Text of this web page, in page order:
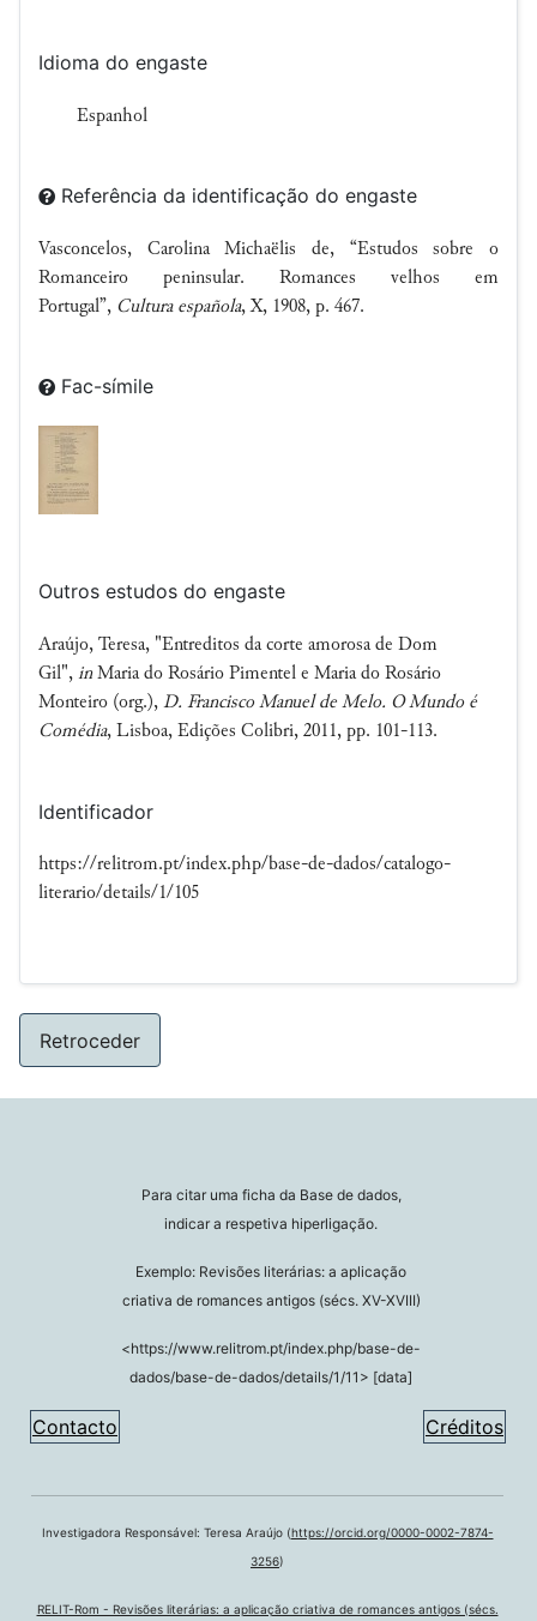
Idioma do engaste
Espanhol
Referência da identificação do engaste
Vasconcelos, Carolina Michaëlis de, “Estudos sobre o
Romanceiro peninsular. Romances velhos em
Portugal”, Cultura española, X, 1908, p. 467.
Fac-símile
Outros estudos do engaste
Araújo, Teresa, "Entreditos da corte amorosa de Dom
Gil", inMaria do Rosário Pimentel e Maria do Rosário
Monteiro (org.), D. Francisco Manuel de Melo. O Mundo é
Comédia, Lisboa, Edições Colibri, 2011, pp. 101-113.
Identificador
https://relitrom.pt/index.php/base-de-dados/catalogo-
literario/details/1/105
Retroceder
Para citar uma ficha da Base de dados,
indicar a respetiva hiperligação.
Exemplo: Revisões literárias: a aplicação
criativa de romances antigos (sécs. XV-XVIII)
<https://www.relitrom.pt/index.php/base-de-
dados/base-de-dados/details/1/11> [data]
Contacto Créditos
Investigadora Responsável: Teresa Araújo (https://orcid.org/0000-0002-7874-
3256)
RELIT-Rom - Revisões literárias: a aplicação criativa de romances antigos (sécs.